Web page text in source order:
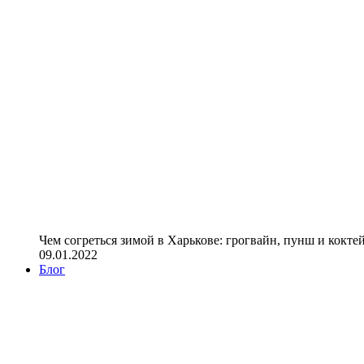
Чем согреться зимой в Харькове: грогвайн, пунш и
09.01.2022
Блог